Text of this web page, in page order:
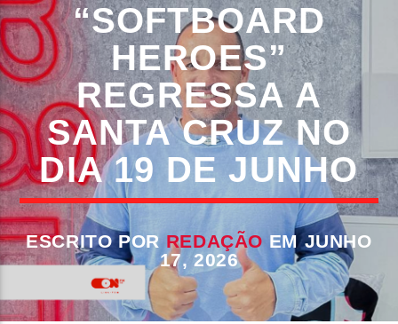
ON FM
LIGA-TE
FAIXA ATUAL
TÍTULO
“SOFTBOARD
HEROES”
REGRESSA A
SANTA CRUZ NO
DIA 19 DE JUNHO
ESCRITO POR REDAÇÃO EM JUNHO
17, 2026